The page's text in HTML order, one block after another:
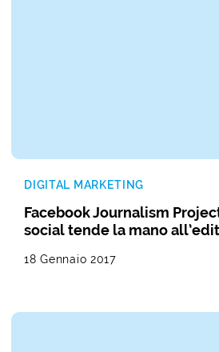
DIGITAL MARKETING
Facebook Journalism
social tende la mano
18 Gennaio 2017